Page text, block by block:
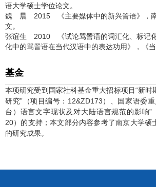
语大学硕士学位论文。
魏 晨 2015 《主要媒体中的新兴詈语》，
文。
张谊生 2010 《试论骂詈语的词汇化、标记
化中的骂詈语在当代汉语中的表达功用》，《当
基金
本项研究受到国家社科基金重大招标项目“新时
研究”（项目编号：12&ZD173）、国家语委
台）语言文字现状及对大陆语言规范的影响”
20）的支持；本文部分内容参考了南京大学硕
的研究成果。